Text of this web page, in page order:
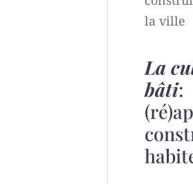
La
bâti: